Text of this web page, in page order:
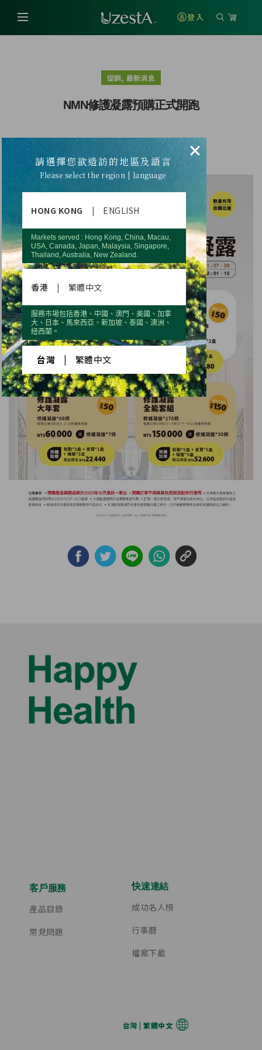
登入
促銷, 最新消息
NMN修護凝露預購正式開跑
NMN修護凝露預購正式開跑
客戶服務
產品目錄
常見問題
快速連結
成功名人榜
行事曆
檔案下載
台灣 | 繁體中文
×
請選擇您欲造訪的地區及語言
Please select the region | language
HONG KONG | ENGLISH
Markets served : Hong Kong, China, Macau,
USA, Canada, Japan, Malaysia, Singapore,
Thailand, Australia, New Zealand.
香港 | 繁體中文
服務市場包括香港、中國、澳門、美國、加拿
大、日本、馬來西亞、新加坡、泰國、澳洲、
紐西蘭。
台灣 | 繁體中文